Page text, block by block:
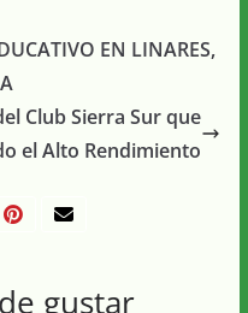
EN LINARES,
Club Sierra Sur que
el Alto Rendimiento
gustar